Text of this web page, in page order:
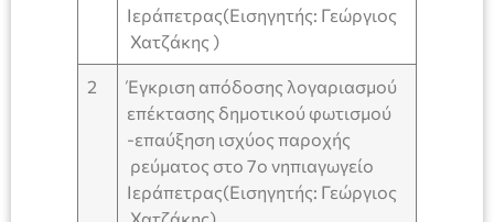
Ιεράπετρας(Εισηγητής: Γεώργιος
Χατζάκης )
2
Έγκριση απόδοσης λογαριασμού
επέκτασης δημοτικού φωτισμού
-επαύξηση ισχύος παροχής
ρεύματος στο 7ο νηπιαγωγείο
Ιεράπετρας(Εισηγητής: Γεώργιος
Χατζάκης)